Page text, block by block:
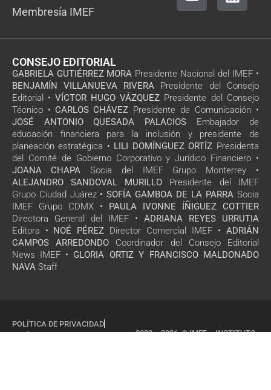
Membresía IMEF
CONSEJO EDITORIAL
GABRIELA GUTIÉRREZ MORA Presidente Nacional del IMEF •
BENJAMÍN VILLANUEVA RIVERA Presidente del Consejo
Editorial • VÍCTOR HUGO VÁZQUEZ Presidente del Consejo
Técnico • CARLOS CHÁVEZ Presidente de Comunicación •
JOSÉ ANTONIO QUESADA PALACIOS Embajador de
educación financiera para la inclusión y presidente de
planeación estratégica • LILI DOMÍNGUEZ ORTÍZ Presidenta
del Comité de Gobierno Corporativo y Jurídico Financiero •
JOANA CHAPA Socia del IMEF Grupo Monterrey •
ALEJANDRO SANDOVAL MURILLO Presidente del IMEF
Grupo Ciudad Juárez • SOFÍA GAMBOA DE LA PARRA Socia
IMEF Grupo CDMX •
PAULA IVONNE ÍÑIGUEZ COTTIER
Directora General del IMEF • ADRIANA REYES URRUTIA
Editora •
NOÉ PÉREZ Director Comercial IMEF • ADRIÁN
CAMPOS ARREDONDO Coordinador del Consejo Editorial
News IMEF • GLORIA ORTIZ Y FRANCISCO MALDONADO
NAVA Staff
2022 – 2026 © IMEF – INSTITUTO
POLÍTICA DE PRIVACIDAD